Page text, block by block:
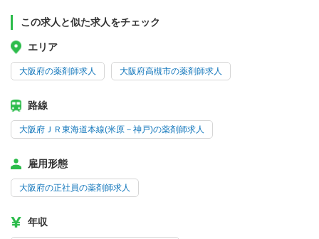
この求人と似た求人をチェック
エリア
大阪府の薬剤師求人 大阪府高槻市の薬剤師求人
路線
大阪府ＪＲ東海道本線(米原－神戸)の薬剤師求人
雇用形態
大阪府の正社員の薬剤師求人
年収